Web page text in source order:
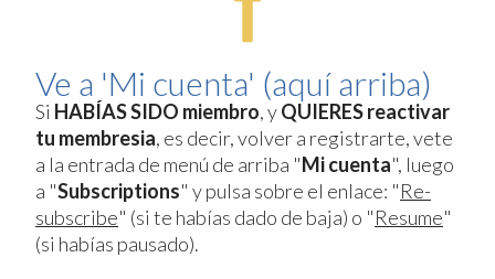
Ve a 'Mi cuenta' (aquí arriba)
Si HABÍAS SIDO miembro, yQUIERES reactivar
tu membresia, es decir, volver a registrarte, vete
a la entrada de menú de arriba "Mi cuenta", luego
a "Subscriptions" y pulsa sobre el enlace: "Re-
subscribe" (si te habías dado de baja) o "Resume"
(si habías pausado).